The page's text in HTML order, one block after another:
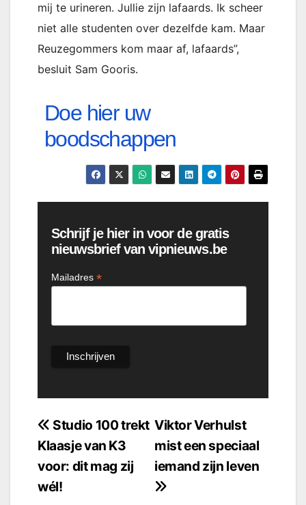
mij te urineren. Jullie zijn lafaards. Ik scheer
niet alle studenten over dezelfde kam. Maar
Reuzegommers kom maar af, lafaards”,
besluit Sam Gooris.
Doe hier uw
boodschappen
Schrijf je hier in voor de gratis
nieuwsbrief van vipnieuws.be
Mailadres *
Bericht
navigatie
Viktor Verhulst
mist een speciaal
iemand zijn leven
Studio 100 trekt
Klaasje van K3
voor: dit mag zij
wél!